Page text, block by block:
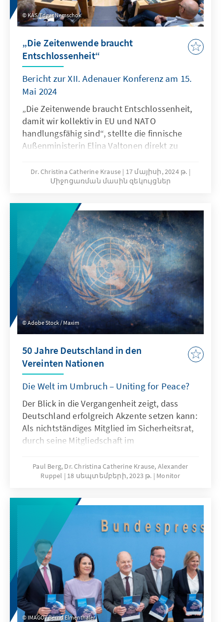
KAS/Edgar Nemschok
„Die Zeitenwende braucht
Entschlossenheit“
Bericht zur XII. Adenauer Konferenz am 15.
Mai 2024
„Die Zeitenwende braucht Entschlossenheit,
damit wir kollektiv in EU und NATO
handlungsfähig sind“, stellte die finnische
Außenministerin Elina Valtonen direkt zu
Dr. Christina Catherine Krause
17 մայիսի, 2024 թ.
Միջոցառման մասին զեկույցներ
Adobe Stock / Maxim
50 Jahre Deutschland in den
Vereinten Nationen
Die Welt im Umbruch – Uniting for Peace?
Der Blick in die Vergangenheit zeigt, dass
Deutschland erfolgreich Akzente setzen kann:
Als nichtständiges Mitglied im Sicherheitsrat,
durch seine Mitgliedschaft im
Gremien. Die Namibia-Initiative, die
Vermittlung zwischen dem Iran und Irak in
Friedens- und Stabilisierungsmissionen, das
Eintreten für den Internationalen
Strafgerichtshof oder für ein Ukraine-
Sondertribunal, alles sind wichtige Schritte,
um die Zukunft auf diesem Planeten sicherer,
friedlicher und nachhaltiger zu gestalten.
Paul Berg, Dr. Christina Catherine Krause, Alexander
Ruppel
18 սեպտեմբերի, 2023 թ. Monitor
IMAGO / Bernd Elmenthaler